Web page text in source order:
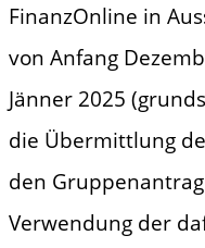
FinanzOnline in
von Anfang
Jänner 2025
die Übermittlung
den
Verwendung der